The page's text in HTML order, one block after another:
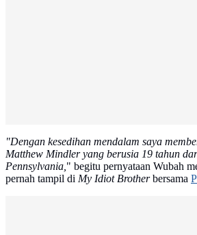
"Dengan kesedihan mendalam saya
Matthew Mindler yang berusia 19 tahun
Pennsylvania," begitu pernyataan Wubah
pernah tampil di My Idiot Brotherbersama